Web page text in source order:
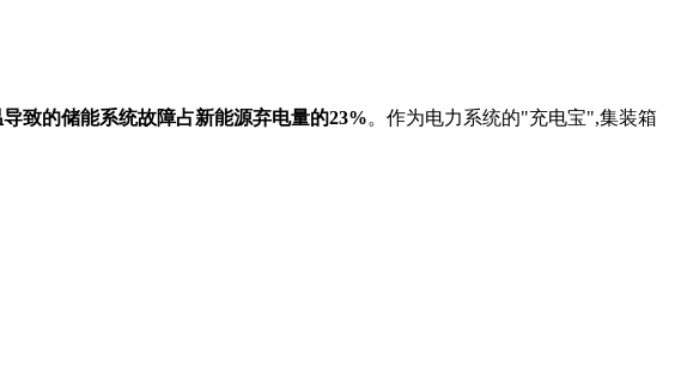
致的储能系统故障占新能源弃电量的23%。作为电力系统的"充电宝",集装箱